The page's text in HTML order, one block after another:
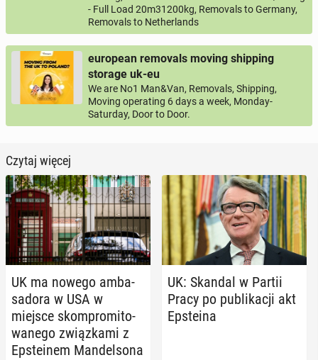
- Full Load 20m31200kg, Removals to Germany,
Removals to Netherlands
european removals moving shipping
storage uk-eu
We are No1 Man&Van, Removals, Shipping,
Moving operating 6 days a week, Monday-
Saturday, Door to Door.
Czytaj więcej
UK ma nowego am­ba­
sa­do­ra w USA w
miejsce skom­pro­mi­to­
wa­ne­go związ­ka­mi z
Ep­ste­inem Man­del­so­na
UK: Skandal w Partii
Pracy po pu­bli­ka­cji akt
Ep­ste­ina